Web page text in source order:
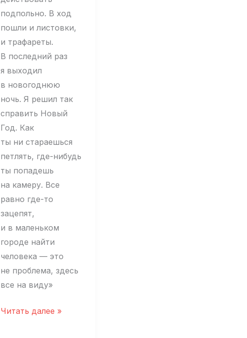
подпольно. В ход
пошли и листовки,
и трафареты.
В последний раз
я выходил
в новогоднюю
ночь. Я решил так
справить Новый
Год. Как
ты ни стараешься
петлять, где-нибудь
ты попадешь
на камеру. Все
равно где-то
зацепят,
и в маленьком
городе найти
человека — это
не проблема, здесь
все на виду»
Я ожидаю,
Читать далее »